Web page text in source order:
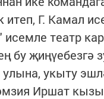
итеп, Г. Камал
исемле театр
бу
укыту
Иршат